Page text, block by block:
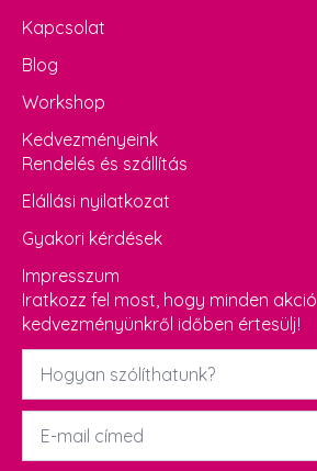
Kapcsolat
Blog
Workshop
Kedvezményeink
Rendelés és szállítás
Elállási nyilatkozat
Gyakori kérdések
Impresszum
Iratkozz fel most, hogy minden
kedvezményünkről időben értesülj!
Név
Email